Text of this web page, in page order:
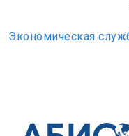
Экономическая